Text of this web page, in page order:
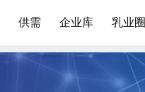
供需 企业库 乳业圈